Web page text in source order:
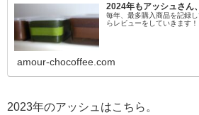
2024年もアッシュさん
毎年、最多購入商品を記録
らレビューをしていきます！
amour-chocoffee.com
2023年のアッシュはこちら。